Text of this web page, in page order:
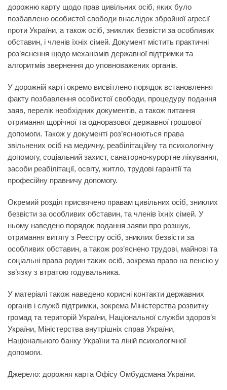
дорожню карту щодо прав цивільних осіб, яких було
позбавлено особистої свободи внаслідок збройної агресії
проти України, а також осіб, зниклих безвісти за особливих
обставин, і членів їхніх сімей. Документ містить практичні
роз’яснення щодо механізмів державної підтримки та
алгоритмів звернення до уповноважених органів.
У дорожній карті окремо висвітлено порядок встановлення
факту позбавлення особистої свободи, процедуру подання
заяв, перелік необхідних документів, а також питання
отримання щорічної та одноразової державної грошової
допомоги. Також у документі роз’яснюються права
звільнених осіб на медичну, реабілітаційну та психологічну
допомогу, соціальний захист, санаторно-курортне лікування,
засоби реабілітації, освіту, житло, трудові гарантії та
професійну правничу допомогу.
Окремий розділ присвячено правам цивільних осіб, зниклих
безвісти за особливих обставин, та членів їхніх сімей. У
ньому наведено порядок подання заяви про розшук,
отримання витягу з Реєстру осіб, зниклих безвісти за
особливих обставин, а також роз’яснено трудові, майнові та
соціальні права родин таких осіб, зокрема право на пенсію у
зв’язку з втратою годувальника.
У матеріалі також наведено корисні контакти державних
органів і служб підтримки, зокрема Міністерства розвитку
громад та територій України, Національної служби здоров’я
України, Міністерства внутрішніх справ України,
Національного банку України та ліній психологічної
допомоги.
Джерело: дорожня карта Офісу Омбудсмана України.